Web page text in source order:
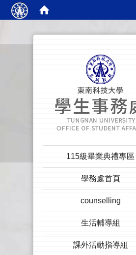
115級畢業典禮專區
學務處首頁
counselling
生活輔導組
課外活動指導組